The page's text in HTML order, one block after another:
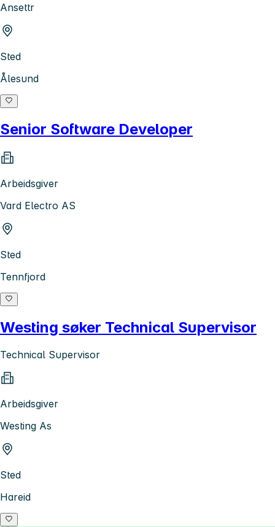
Ansettr
Sted
Ålesund
Senior Software Developer
Arbeidsgiver
Vard Electro AS
Sted
Tennfjord
Westing søker Technical Supervisor
Technical Supervisor
Arbeidsgiver
Westing As
Sted
Hareid